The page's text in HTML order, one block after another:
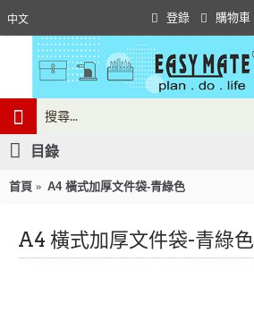
中文 登錄 購物車
目錄
首頁 A4 橫式加厚文件袋-青綠色
A4 橫式加厚文件袋-青綠色